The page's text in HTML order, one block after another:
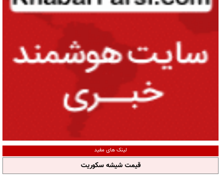
لینک های مفید
قیمت شیشه سکوریت